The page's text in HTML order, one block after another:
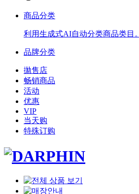
商品分类
利用生成式AI自动分类商品类目。
品牌分类
拋售店
畅销商品
活动
优惠
VIP
当天购
特殊订购